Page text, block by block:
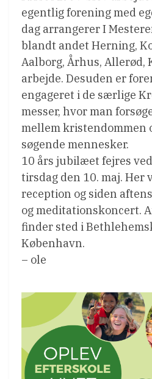
egentlig forening med
dag arrangerer I
blandt andet Herning,
Aalborg, Århus, Allerød,
arbejde. Desuden er
engageret i de særlige
messer, hvor man
mellem kristendommen
søgende mennesker.
10 års jubilæet fejres
tirsdag den 10. maj. Her
reception og siden
og meditationskoncert.
finder sted i
København.
– ole